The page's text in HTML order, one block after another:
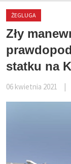
ŻEGLUGA
Zły
statku na
06 kwietnia 2021